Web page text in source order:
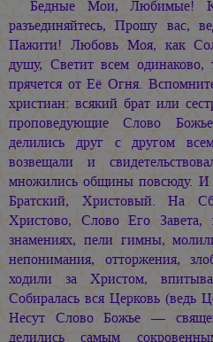
Бедные Мои, Любимые!
разъединяйтесь, Прошу
Пажити! Любовь Моя, как
душу, Светит всем
прячется от Её Огня.
христиан: всякий брат или
проповедующие Слово
делились друг с другом
возвещали и
множились общины повсюду.
Братский, Христовый. На
Христово, Слово Его
знамениях, пели гимны,
непонимания, отторжения,
ходили за Христом,
Собиралась вся Церковь
Несут Слово Божье —
делились самым